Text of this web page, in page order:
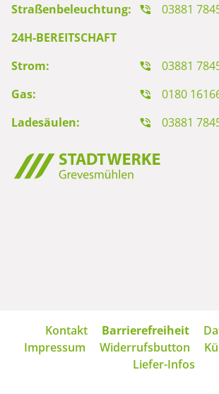
Straßenbeleuchtung:
03881
24H-BEREITSCHAFT
Strom:
03881
Gas:
0180
Ladesäulen:
03881
Navigation
Kontakt Barrierefreiheit
Impressum
Widerrufsbutton
Liefer-Infos